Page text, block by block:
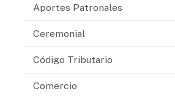
Aportes Patronales
Ceremonial
Código Tributario
Comercio